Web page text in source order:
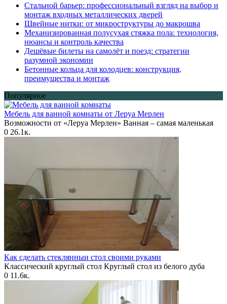
Стальной барьер: профессиональный взгляд на выбор и
монтаж входных металлических дверей
Швейные нитки: от микроструктуры до макрошва
Механизированная полусухая стяжка пола: технология,
нюансы и контроль качества
Дешёвые билеты на самолёт и поезд: стратегии
разумной экономии
Бетонные кольца для колодцев: конструкция,
преимущества и монтаж
Популярное
Мебель для ванной комнаты от Леруа Мерлен
Возможности от «Леруа Мерлен» Ванная – самая маленькая
0 26.1к.
Как сделать стеклянныи стол своими руками
Классический круглый стол Круглый стол из белого дуба
0 11.6к.